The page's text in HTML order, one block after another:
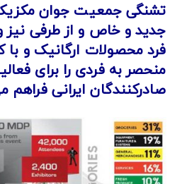
تشنگی جمعیت جوان
جدید و خاص و از طرفی نیز
فرد محصولات ارگانیک و با
منحصر به فردی را برای
صادرکنندگان ایرانی فراهم